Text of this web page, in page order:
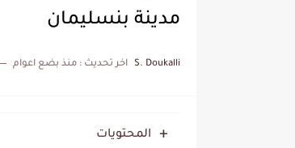
كتاب جديدمدينة بنسليمان
S. Doukalli اخر تحديث : منذ بضع اعوام
المحتويات